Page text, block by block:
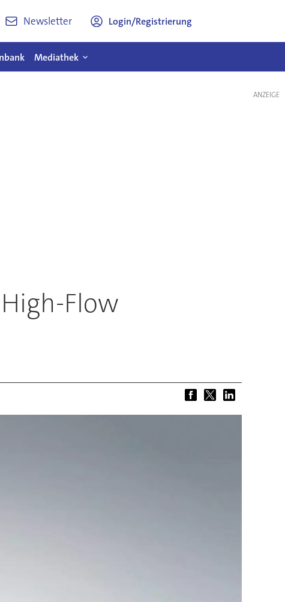
Newsletter Login/Registrierung
Mediathek
Flow
ANZEIGE